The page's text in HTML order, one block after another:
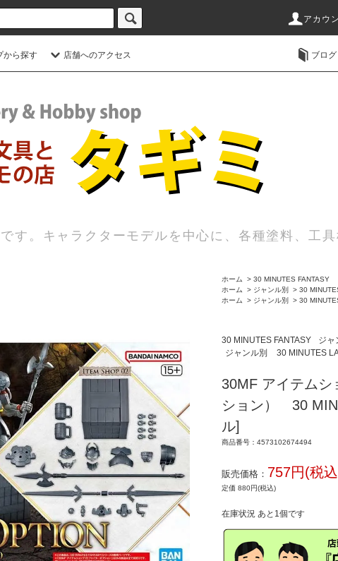
アカウ
から探す 店舗へのアクセス ブログ
す。キャラクターモデルを中心に、各種塗料、工具
ホーム > 30 MINUTES FANTASY
ホーム
> ジャンル別 > 30
ホーム
> ジャンル別 > 30
30 MINUTES FANTASY ジャ
ジャンル別
30 MINUTES
30MF アイテムシ
ション） 30
ル]
商品番号：4573102674494
販売価格： 757円(税
定価 880円(税込)
在庫状況 あと1個です